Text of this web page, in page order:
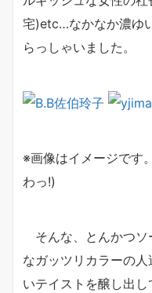
宅)etc…なかなか濃ゆ
らっしゃいました。
※画像はイメージです
わっ!)
そんな、とんかつソ
なガッツリカラーの
いテイストを醸し出